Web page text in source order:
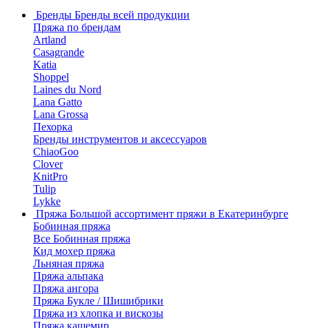
Бренды Бренды всей продукции
Пряжа по брендам
Artland
Casagrande
Katia
Shoppel
Laines du Nord
Lana Gatto
Lana Grossa
Пехорка
Бренды инструментов и аксессуаров
ChiaoGoo
Clover
KnitPro
Tulip
Lykke
Пряжа Большой ассортимент пряжи в Екатеринбурге
Бобинная пряжа
Все Бобинная пряжа
Кид мохер пряжа
Льняная пряжа
Пряжа альпака
Пряжа ангора
Пряжа Букле / Шишибрики
Пряжа из хлопка и вискозы
Пряжа кашемир